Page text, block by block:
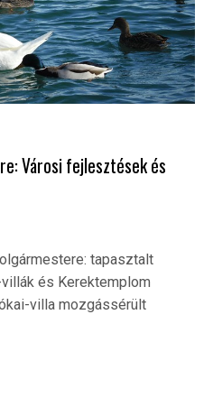
Városi fejlesztések és
tapasztalt
és Kerektemplom
villa mozgássérült